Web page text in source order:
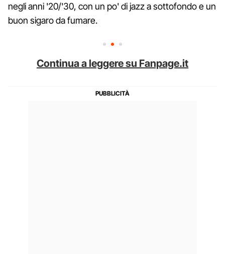
negli anni '20/'30, con un po' di jazz a sottofondo e un
buon sigaro da fumare.
Continua a leggere su Fanpage.it